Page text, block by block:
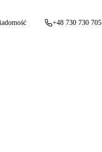
+48 730 730 705